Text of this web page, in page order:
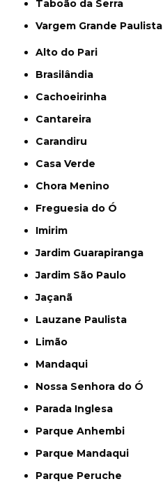
Taboão da Serra
Vargem Grande Paulista
Alto do Pari
Brasilândia
Cachoeirinha
Cantareira
Carandiru
Casa Verde
Chora Menino
Freguesia do Ó
Imirim
Jardim Guarapiranga
Jardim São Paulo
Jaçanã
Lauzane Paulista
Limão
Mandaqui
Nossa Senhora do Ó
Parada Inglesa
Parque Anhembi
Parque Mandaqui
Parque Peruche